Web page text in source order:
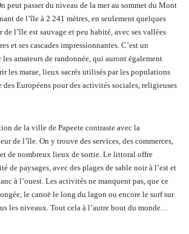
peut passer du niveau de la mer au sommet du Mont
de l’île à 2 241 mètres, en seulement quelques
l’île est sauvage et peu habité, avec ses vallées
et ses cascades impressionnantes. C’est un
amateurs de randonnée, qui auront également
les marae, lieux sacrés utilisés par les populations
des Européens pour des activités sociales, religieuses
de la ville de Papeete contraste avec la
de l’île. On y trouve des services, des commerces,
et de nombreux lieux de sortie. Le littoral offre
de paysages, avec des plages de sable noir à l’est et
à l’ouest. Les activités ne manquent pas, que ce
le canoë le long du lagon ou encore le surf sur
les niveaux. Tout cela à l’autre bout du monde…